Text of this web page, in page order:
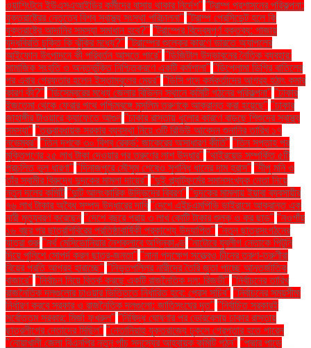
ওয়াশিংটনে ইউএসএআইডির কর্মীদের বাসায় থাকার নির্দেশ" "ট্রাম্প প্রশাসনের পরিকল্পনা:
যুক্তরাষ্ট্রের নেতৃত্বে বিশ্ব স্বাস্থ্য সংস্থা পরিচালনা" "ট্রাম্প প্রেসিডেন্ট হলে কি
যুক্তরাষ্ট্রে আদানির সমস্যা সমাধান হবে?" "ট্রাম্পের বিদ্বেষপূর্ণ বক্তব্য: গাজায়
যুদ্ধবিরতি চুক্তি কি ঝুঁকির মধ্যে?" "ট্রাম্পের শুল্কের কারণে ভারতে অ্যাপলের
আইফোন উৎপাদনে কী পরিবর্তন আসতে পারে" "ডিজিটাল উদ্ভাবনের নৈতিক ব্যবহার:
সামাজিক সংহতি ও অন্তর্ভুক্তি নিশ্চিতকরণে একটি কর্মশালা" "ডিপ্লোমা ডিগ্রি বাতিলের
পর এবার গ্রেফতার হলেন ইস্তাম্বুলের মেয়র" "ডিসি পদে কর্মকর্তাদের আগ্রহ হঠাৎ কমার
কারণ কী?" "ডিসেম্বরের মধ্যে জেলার বিভিন্ন স্থানে কমিটি গঠনের পরিকল্পনা" "ঢাকার
ইজতেমা থেকে ফেরার পথে পশ্চিমবঙ্গে মুসলিম তরুণকে আক্রান্ত করা হয়েছে" "ঢাকার
জাহাঙ্গীর টাওয়ারে ক্যাফেতে আগুন "ঢাকার রাস্তায় ধুলোর কারণে বাড়ছে শিশুদের স্বাস্থ্য
সমস্যা" "তত্ত্বাবধায়ক সরকার ব্যবস্থা নিয়ে ৩টি রিভিউ আবেদন শুনানির তারিখ ১৭
নভেম্বর" "তিন দশকে ৩০ বিশ্ব রেকর্ড: জাকেরের অসাধারণ কীর্তি" "তিন সপ্তাহ পর
মুক্তিপণের ২৫ লাখ টাকা দেওয়ার পর তরুণের লাশ উদ্ধার" "থাইরয়েড সম্পর্কিত ৫টি
প্রচলিত ভুল ধারণা" "দিনাজপুরে মৌসুম শেষেও সুগন্ধি ধানের দাম হ্রাস" "দীপু মনি ও
তাঁর স্বামীর বিরুদ্ধে দুদকের মামলা দায়ের" "দুই প্ল্যাটফর্মের সমানসংখ্যক নেতা নিয়ে
নতুন দলের কমিটি "দুটি আলংকারিক উদ্ভিদের বিবরণ" "দুদকের মামলায় ইয়াবা ব্যবসায়ীর
৭৬ লাখ টাকার অবৈধ সম্পদ উদ্ধারের দাবি "দেশে এইচএমপিভি ভাইরাসে আক্রান্ত এক
নারী মৃত্যুবরণ করেছেন "দেশে বছরে প্রায় ৩ লাখ কোটি টাকার শুল্ক ও কর ছাড়" "নওগাঁয়
১৬ বছর পর ছাত্রশিবিরের প্রতিষ্ঠাবার্ষিকী প্রকাশ্যে উদযাপিত" "নতুন ছাত্রসংগঠনের
যাত্রা শুরু "নর্থ মেসিডোনিয়ার নৈশক্লাবে অগ্নিকাণ্ড "নাটোরে যুবলীগ নেতাকে পিটুনি
দিয়ে পুলিশে সোপর্দ করল ছাত্র-জনতা" "নানা পদক্ষেপ সত্ত্বেও চীনের তরুণ-তরুণীরা
বিয়ের প্রতি আগ্রহ হারাচ্ছে" "নিভৃতপল্লির নারীদের তৈরি জুতা পাচ্ছে আন্তর্জাতিক
বাজারে" "নির্বাচন নিয়ে বিতর্ক করছে একটি রাজনৈতিক দল: রিজভী" "নির্বাচনের তারিখ
রাজনৈতিক দলগুলোর চাওয়ার ভিত্তিতে নির্ধারিত হবে: প্রেস সচিব" "নির্বাচনের সময়সীমা
নির্ধারণ করবে সরকার ও রাজনৈতিক দলগুলো: জাতিসংঘের দূত" "নির্বাচিত সরকারই
সর্বোত্তম সরকার: মির্জা ফখরুল" "নিষিদ্ধ ঘোষণার পর ভোরবেলায় ঢাকার রাস্তায়
ছাত্রলীগের নেতাদের মিছিল" "নেতানিয়াহু যুক্তরাজ্যে ঢুকলে গ্রেপ্তার হতে পারেন
"নোয়াখালী জেলা বিএনপির নতুন পাঁচ সদস্যের আহ্বায়ক কমিটি গঠন" "পদ্মার পাড়ে